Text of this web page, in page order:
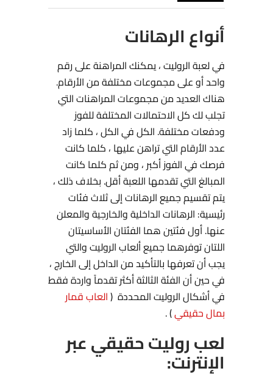
أنواع الرهانات
في لعبة الروليت ، يمكنك المراهنة على رقم
واحد أو على مجموعات مختلفة من الأرقام.
هناك العديد من مجموعات المراهنات التي
تجلب لك كل الاحتمالات المختلفة للفوز
ودفعات مختلفة. الكل في الكل ، كلما زاد
عدد الأرقام التي تراهن عليها ، كلما كانت
فرصك في الفوز أكبر ، ومن ثم كلما كانت
المبالغ التي تقدمها اللعبة أقل. بخلاف ذلك ،
يتم تقسيم جميع الرهانات إلى ثلاث فئات
رئيسية: الرهانات الداخلية والخارجية والمعلن
عنها. أول فئتين هما الفئتان الأساسيتان
اللتان توفرهما جميع ألعاب الروليت والتي
يجب أن تعرفها بالتأكيد من الداخل إلى الخارج ،
في حين أن الفئة الثالثة أكثر تقدماً واردة فقط
في أشكال الروليت المحددة (العاب قمار
بمال حقيقي) .
لعب روليت حقيقي عبر
الإنترنت: